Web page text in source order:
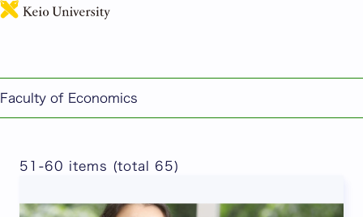
Faculty of Economics
これまでのインタビュー記事 ※only available in
Japanese
51-60 items (total 65)